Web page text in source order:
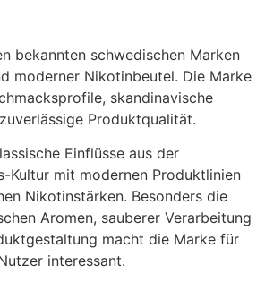
bekannten schwedischen Marken
moderner Nikotinbeutel. Die Marke
skandinavische
Produktqualität.
Einflüsse aus der
Kultur mit modernen Produktlinien
Nikotinstärken. Besonders die
Aromen, sauberer Verarbeitung
macht die Marke für
interessant.